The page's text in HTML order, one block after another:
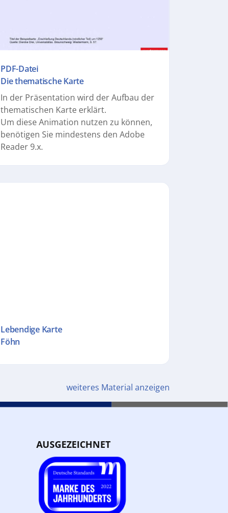
PDF-Datei
Die thematische Karte
In der Präsentation wird der Aufbau der
thematischen Karte erklärt.
Um diese Animation nutzen zu können,
benötigen Sie mindestens den Adobe
Reader 9.x.
Lebendige Karte
Föhn
weiteres Material anzeigen
AUSGEZEICHNET